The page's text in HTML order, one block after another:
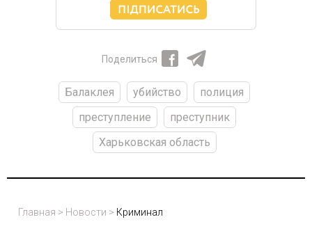
Поделиться
Балаклея убийство
полиция
преступление
преступник
Харьковская область
Главная > Новости > Криминал